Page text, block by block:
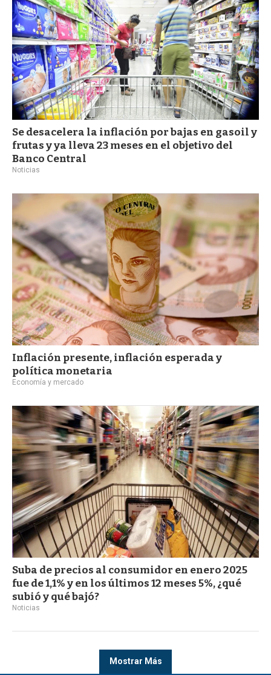
Se desacelera la inflación por bajas en gasoil y
frutas y ya lleva 23 meses en el objetivo del
Banco Central
Noticias
Inflación presente, inflación esperada y
política monetaria
Economía y mercado
Suba de precios al consumidor en enero 2025
fue de 1,1% y en los últimos 12 meses 5%, ¿qué
subió y qué bajó?
Noticias
Mostrar Más